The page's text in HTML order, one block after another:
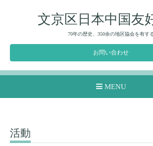
文京区日本中国友
70年の歴史、350余の地区協会を有す
お問い合わせ
MENU
活動